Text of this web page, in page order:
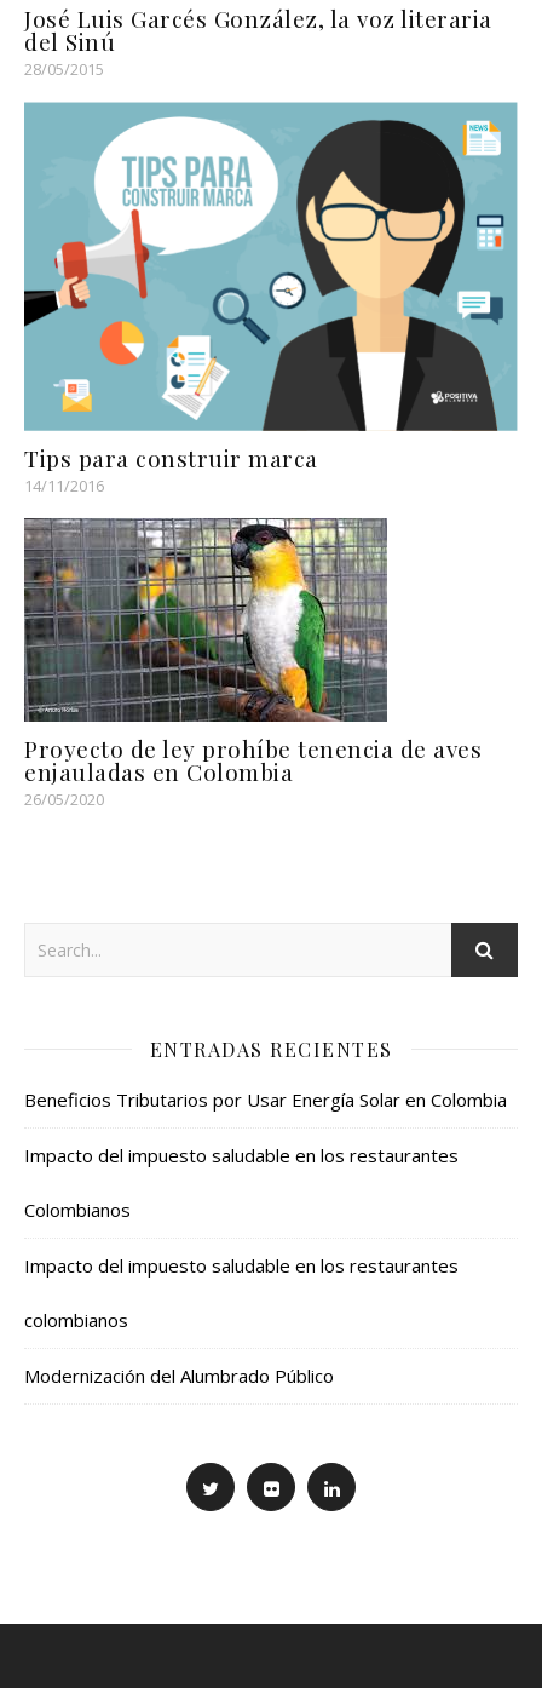
José Luis Garcés González, la voz literaria
del Sinú
28/05/2015
Tips para construir marca
14/11/2016
Proyecto de ley prohíbe tenencia de aves
enjauladas en Colombia
26/05/2020
ENTRADAS RECIENTES
Beneficios Tributarios por Usar Energía Solar en Colombia
Impacto del impuesto saludable en los restaurantes
Colombianos
Impacto del impuesto saludable en los restaurantes
colombianos
Modernización del Alumbrado Público